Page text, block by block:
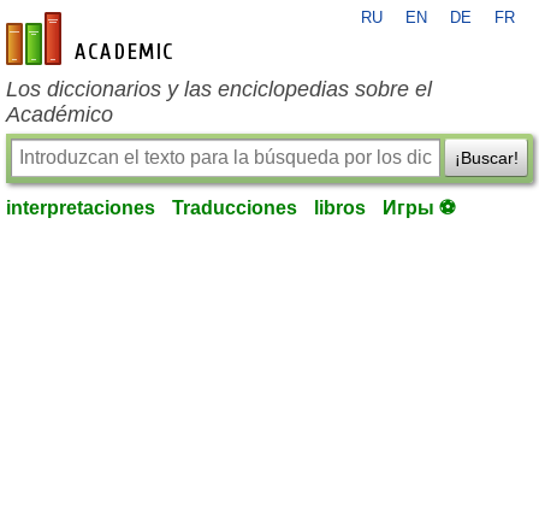
es-academic.com
RU EN DE FR
Los diccionarios y las enciclopedias sobre el
Académico
¡Buscar!
interpretaciones Traducciones libros Игры ⚽